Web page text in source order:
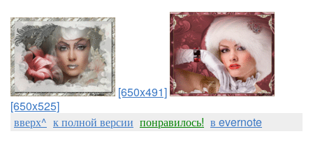
[650x491]
[650x525]
вверх^ к полной версии понравилось! в evernote